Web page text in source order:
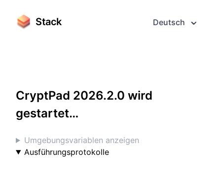
Stack Deutsch
CryptPad 2026.2.0 wird
gestartet…
Umgebungsvariablen anzeigen
Ausführungsprotokolle